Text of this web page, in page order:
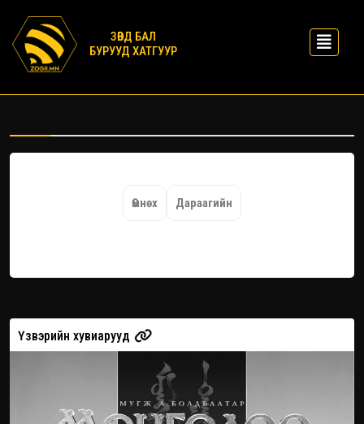
ЗӨВД БАЛ
БУРУУД ХАТГУУР
Өмнөх Дараагийн
Үзвэрийн хувиарууд